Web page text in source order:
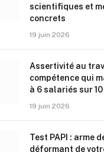
scientifiques et
concrets
19 juin 2026
Assertivité au
compétence qui
à 6 salariés sur
19 juin 2026
Test PAPI : arme
déformant de